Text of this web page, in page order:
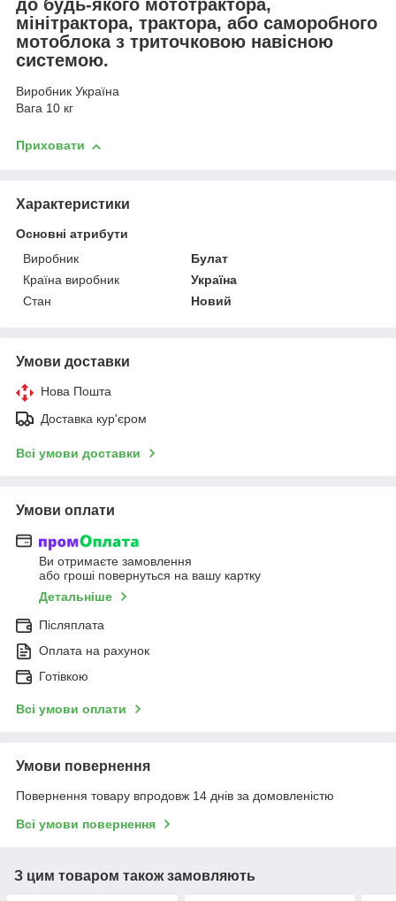
до будь-якого мототрактора,
мінітрактора, трактора, або саморобного
мотоблока з триточковою навісною
системою.
Виробник Україна
Вага 10 кг
Приховати
Характеристики
Основні атрибути
Виробник
Булат
Країна виробник
Україна
Стан
Новий
Умови доставки
Нова Пошта
Доставка кур'єром
Всі умови доставки
Умови оплати
Ви отримаєте замовлення
або гроші повернуться на вашу картку
Детальніше
Післяплата
Оплата на рахунок
Готівкою
Всі умови оплати
Умови повернення
Повернення товару впродовж 14 днів за домовленістю
Всі умови повернення
З цим товаром також замовляють